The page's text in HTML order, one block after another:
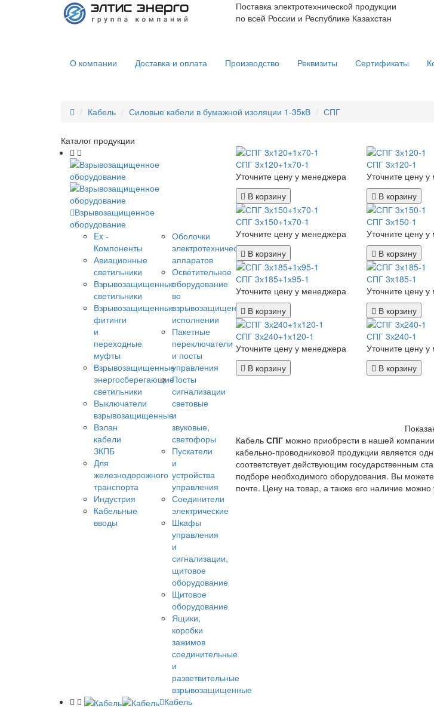
Поставка электротехнической продукции
по всей России и Республике Казахстан
О компании Доставка и оплата Производство Реквизиты Сертификаты
Кабель Силовые кабели в бумажной изоляции 1-35кВ СПГ
Каталог продукции
Взрывозащищенное
оборудование
Ex -
Компоненты
Авиационные
светильники
Взрывозащищенные
светильники
Взрывозащищенные
фитинги
и
переходные
муфты
Взрывозащищенные
энергосберегающие
светильники
Выключатели
взрывозащищенные
Вэлан
кабели
ЗКПБ
Для
железнодорожного
транспорта
Индустрия
Кабельные
вводы
Оболочки
электротехнических
аппаратов
Осветительное
оборудование
во
взрывозащищенном
исполнении
Пакетные
переключатели
и посты
управления
Посты
сигнализации
световые
и
звуковые,
светофоры
Пускатели
и
устройства
управления
Соединители
электрические
Шкафы
управления
и
сигнализации,
щитовое
оборудование
Щитовое
оборудование
Ящики,
коробки
зажимов
соединительные
и
разветвительные
взрывозащищенные
Кабель
СПГ 3х120+1х70-1
Уточните цену у менеджера
В корзину
СПГ 3х120-1
Уточните цену
В корзину
СПГ 3х150+1х70-1
Уточните цену у менеджера
В корзину
СПГ 3х150-1
Уточните цену
В корзину
СПГ 3х185+1х95-1
Уточните цену у менеджера
В корзину
СПГ 3х185-1
Уточните цену
В корзину
СПГ 3х240+1х120-1
Уточните цену у менеджера
В корзину
СПГ 3х240-1
Уточните цену
В корзину
Кабель СПГможно приобрести в нашей компании
кабельно-проводниковой продукции является
соответствует действующим государственным
подборе необходимого оборудования. Вы
почте. Цену на товар, а также его наличие